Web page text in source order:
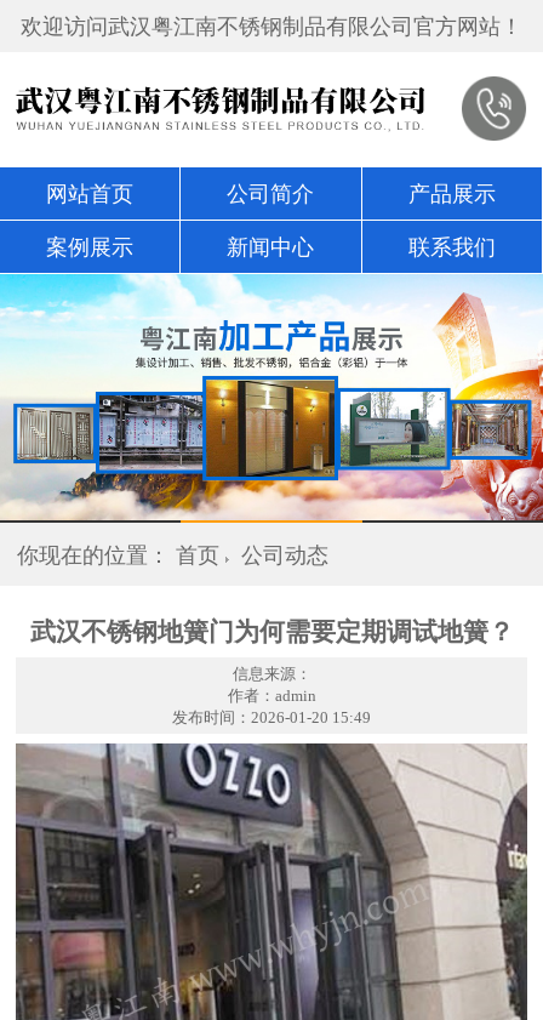
欢迎访问武汉粤江南不锈钢制品有限公司官方网站！
网站首页 公司简介 产品展示
案例展示 新闻中心 联系我们
你现在的位置：首页 公司动态
武汉不锈钢地簧门为何需要定期调试地簧？
信息来源：
作者：admin
发布时间：2026-01-20 15:49